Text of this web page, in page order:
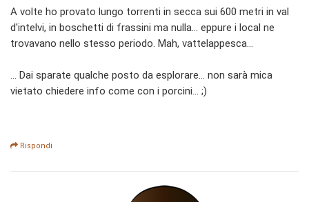
A volte ho provato lungo torrenti in secca sui 600 metri in val
d'intelvi, in boschetti di frassini ma nulla... eppure i local ne
trovavano nello stesso periodo. Mah, vattelappesca...
... Dai sparate qualche posto da esplorare... non sarà mica
vietato chiedere info come con i porcini... ;)
Rispondi